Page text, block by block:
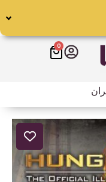
0
سبد